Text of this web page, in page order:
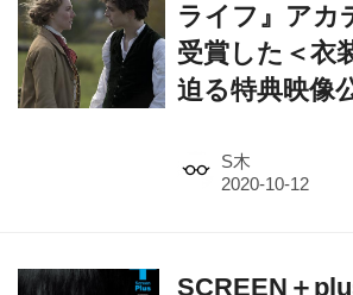
ライフ』アカ
受賞した＜衣
迫る特典映像
S木
SCREEN＋